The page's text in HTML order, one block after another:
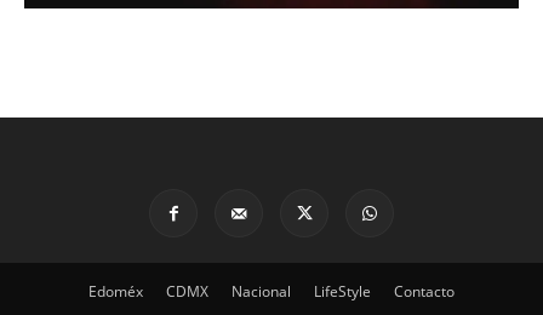
Edoméx CDMX Nacional LifeStyle Contacto